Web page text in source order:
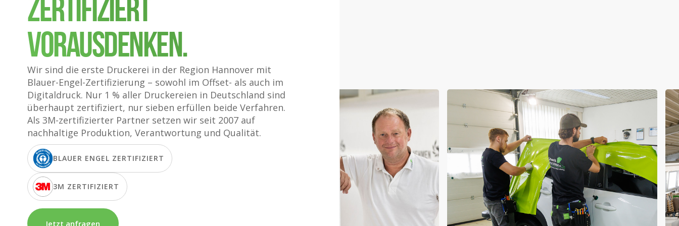
ZERTIFIZIERT
VORAUSDENKEN.
Wir sind die erste Druckerei in der Region Hannover mit
Blauer-Engel-Zertifizierung – sowohl im Offset- als auch im
Digitaldruck. Nur 1 % aller Druckereien in Deutschland sind
überhaupt zertifiziert, nur sieben erfüllen beide Verfahren.
Als 3M-zertifizierter Partner setzen wir seit 2007 auf
nachhaltige Produktion, Verantwortung und Qualität.
BLAUER ENGEL ZERTIFIZIERT
3M ZERTIFIZIERT
Jetzt anfragen